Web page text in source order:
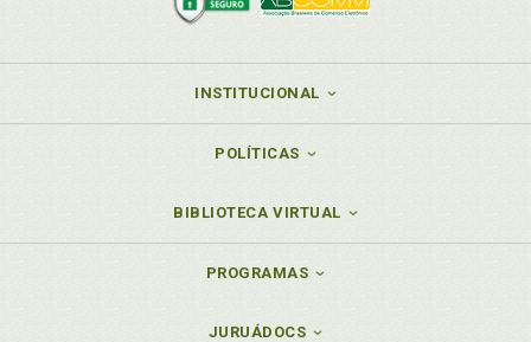
INSTITUCIONAL
POLÍTICAS
BIBLIOTECA VIRTUAL
PROGRAMAS
JURUÁDOCS